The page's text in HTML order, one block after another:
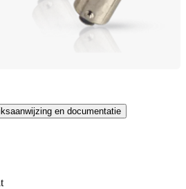
en documentatie